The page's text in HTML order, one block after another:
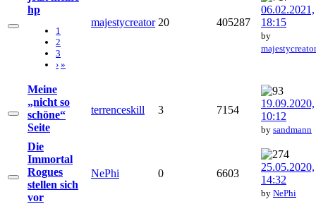
hp
1
2
3
› »
majestycreator 20 405287
06.02.2021,
18:15
by
majestycreator
Meine
„nicht so
schöne“
Seite
terrenceskill 3 7154
19.09.2020,
10:12
by sandmann
Die
Immortal
Rogues
stellen sich
vor
NePhi 0 6603
25.05.2020,
14:32
by NePhi